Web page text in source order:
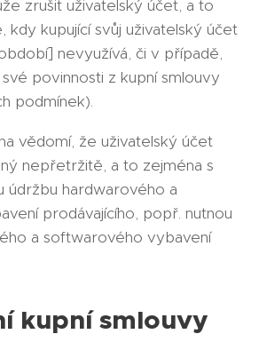
zrušit uživatelský účet, a to
kdy kupující svůj uživatelský účet
nevyužívá, či v případě,
povinnosti z kupní smlouvy
podmínek).
vědomí, že uživatelský účet
nepřetržitě, a to zejména s
údržbu hardwarového a
prodávajícího, popř. nutnou
a softwarového vybavení
kupní smlouvy